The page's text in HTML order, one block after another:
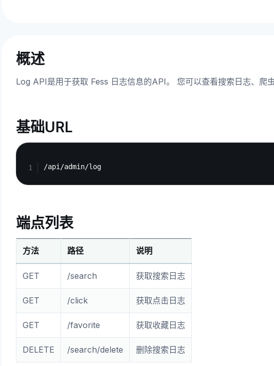
概述
Log API是用于获取 Fess 日志信息的API。 您可以查看搜索日志、爬
基础URL
/api/admin/log
端点列表
方法 路径 说明
GET /search 获取搜索日志
GET /click 获取点击日志
GET /favorite 获取收藏日志
DELETE /search/delete 删除搜索日志